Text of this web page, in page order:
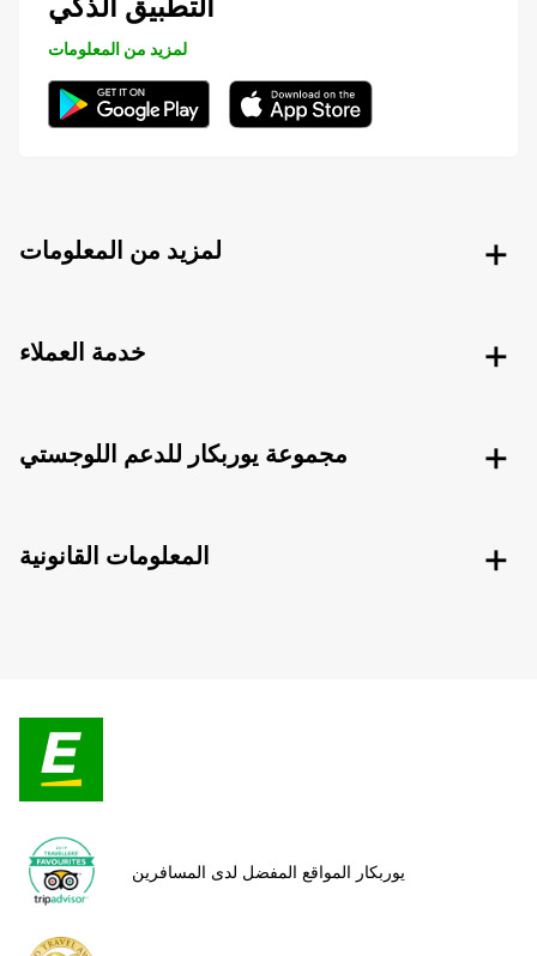
لمزيد من المعلومات
لمزيد من المعلومات
خدمة العملاء
مجموعة يوربكار للدعم اللوجستي
المعلومات القانونية
يوربكار المواقع المفضل لدى المسافرين